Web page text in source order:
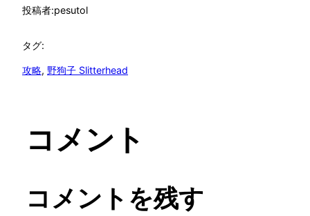
投稿者:pesutol
タグ:
攻略, 野狗子 Slitterhead
コメント
コメントを残す